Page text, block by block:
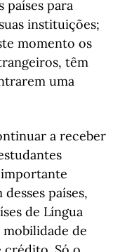
países para
instituições;
momento os
têm
uma
a receber
países,
de Língua
mobilidade de